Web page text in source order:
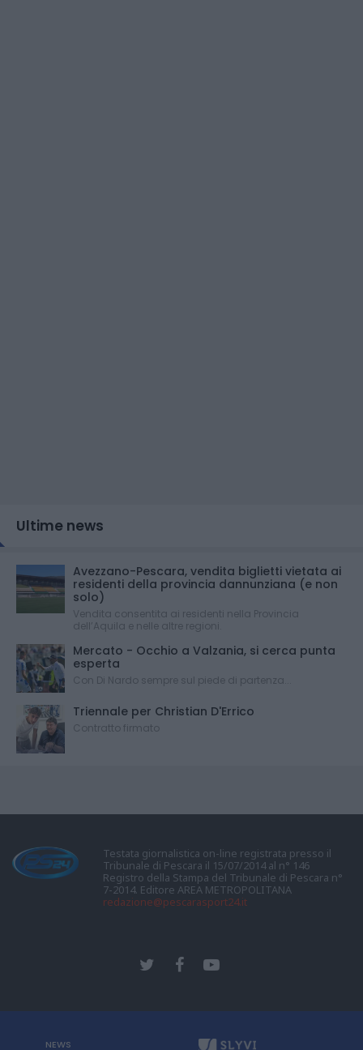
Ultime news
Avezzano-Pescara, vendita biglietti vietata ai
residenti della provincia dannunziana (e non
solo)
Vendita consentita ai residenti nella Provincia
dell’Aquila e nelle altre regioni.
Mercato - Occhio a Valzania, si cerca punta
esperta
Con Di Nardo sempre sul piede di partenza...
Triennale per Christian D'Errico
Contratto firmato
Testata giornalistica on-line registrata presso il
Tribunale di Pescara il 15/07/2014 al n° 146
Registro della Stampa del Tribunale di Pescara n°
7-2014. Editore AREA METROPOLITANA
redazione@pescarasport24.it
NEWS